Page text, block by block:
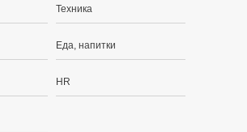
Техника
Еда, напитки
HR